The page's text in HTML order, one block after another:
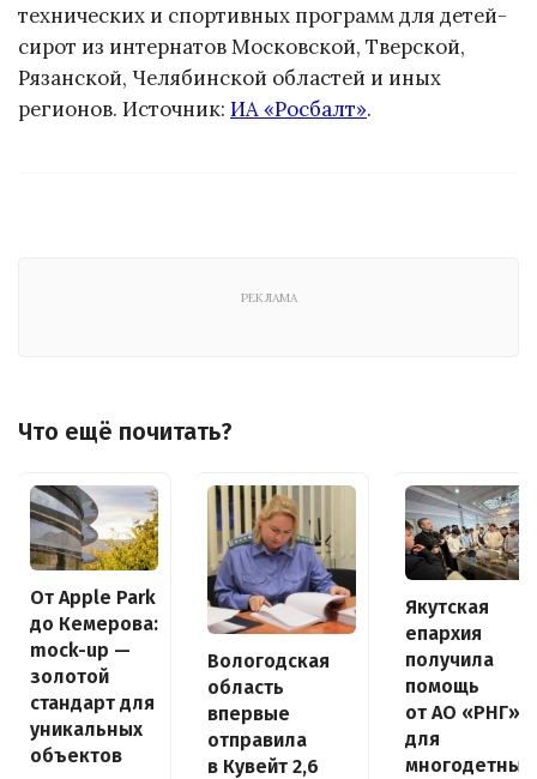
технических и спортивных программ для детей-
сирот из интернатов Московской, Тверской,
Рязанской, Челябинской областей и иных
регионов. Источник: ИА «Росбалт».
РЕКЛАМА
Что ещё почитать?
От Apple Park
до Кемерова:
mock-up —
золотой
стандарт для
уникальных
объектов
Вологодская
область
впервые
отправила
в Кувейт 2,6
Якутская
епархия
получила
помощь
от АО «РНГ»
для
многодетных